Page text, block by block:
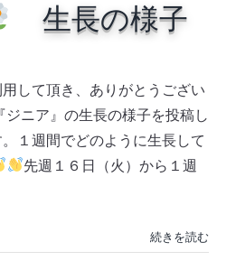
生長の様子
して頂き、ありがとうござい
ジニア』の生長の様子を投稿し
１週間でどのように生長して
先週１６日（火）から１週
続きを読む